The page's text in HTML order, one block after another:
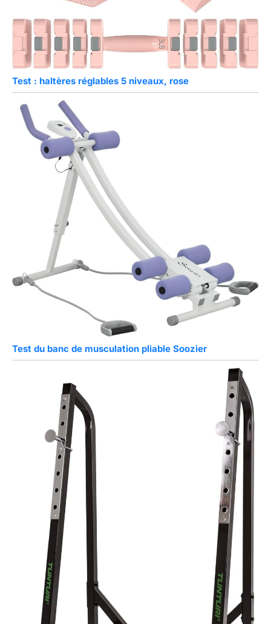
Test : haltères réglables 5 niveaux, rose
Test du banc de musculation pliable Soozier